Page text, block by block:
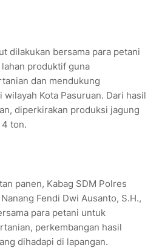
dilakukan bersama para petani
produktif guna
dan mendukung
Kota Pasuruan. Dari hasil
diperkirakan produksi jagung
ton.
panen, Kabag SDM Polres
Fendi Dwi Ausanto, S.H.,
para petani untuk
perkembangan hasil
dihadapi di lapangan.